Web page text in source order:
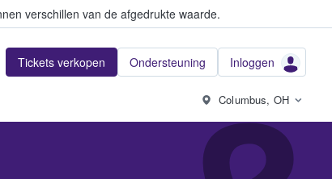
verschillen van de afgedrukte waarde.
Tickets verkopen Ondersteuning Inloggen
Columbus, OH